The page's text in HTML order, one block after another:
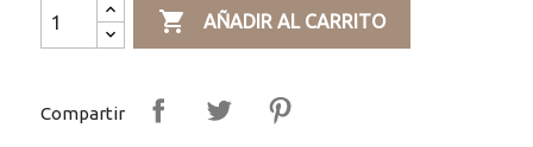
 AÑADIR AL CARRITO
Compartir